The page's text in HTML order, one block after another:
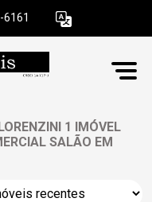
1 IMÓVEL
SALÃO EM